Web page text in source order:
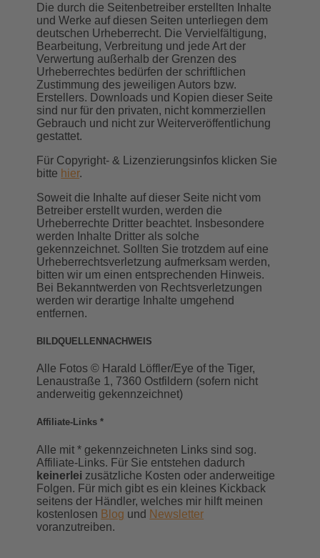
Die durch die Seitenbetreiber erstellten Inhalte
und Werke auf diesen Seiten unterliegen dem
deutschen Urheberrecht. Die Vervielfältigung,
Bearbeitung, Verbreitung und jede Art der
Verwertung außerhalb der Grenzen des
Urheberrechtes bedürfen der schriftlichen
Zustimmung des jeweiligen Autors bzw.
Erstellers. Downloads und Kopien dieser Seite
sind nur für den privaten, nicht kommerziellen
Gebrauch und nicht zur Weiterveröffentlichung
gestattet.
Für Copyright- & Lizenzierungsinfos klicken Sie
bitte hier.
Soweit die Inhalte auf dieser Seite nicht vom
Betreiber erstellt wurden, werden die
Urheberrechte Dritter beachtet. Insbesondere
werden Inhalte Dritter als solche
gekennzeichnet. Sollten Sie trotzdem auf eine
Urheberrechtsverletzung aufmerksam werden,
bitten wir um einen entsprechenden Hinweis.
Bei Bekanntwerden von Rechtsverletzungen
werden wir derartige Inhalte umgehend
entfernen.
BILDQUELLENNACHWEIS
Alle Fotos © Harald Löffler/Eye of the Tiger,
Lenaustraße 1, 7360 Ostfildern (sofern nicht
anderweitig gekennzeichnet)
Affiliate-Links *
Alle mit * gekennzeichneten Links sind sog.
Affiliate-Links. Für Sie entstehen dadurch
keinerlei zusätzliche Kosten oder anderweitige
Folgen. Für mich gibt es ein kleines Kickback
seitens der Händler, welches mir hilft meinen
kostenlosen Blog und Newsletter
voranzutreiben.